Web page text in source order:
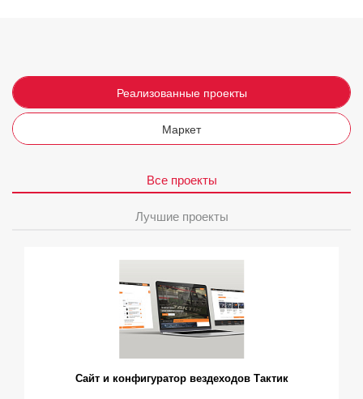
Реализованные проекты
Маркет
Все проекты
Лучшие проекты
Сайт и конфигуратор вездеходов Тактик